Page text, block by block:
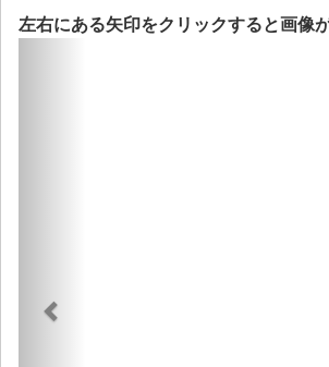
左右にある矢印をクリックすると画像